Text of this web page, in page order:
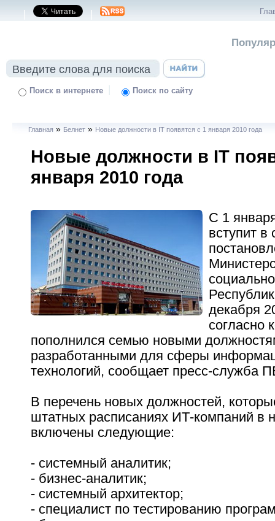
| |
Поиск в интернете | Поиск по сайту
Главная » Белнет » Новые должности в IT появятся с 1 января 2010 года
Новые должности в IT
января 2010 года
С 1
вступит в
декабря
согласно
пополнился семью новыми
разработанными для сферы
технологий, сообщает пресс-служба
В перечень новых должностей,
штатных расписаниях ИТ-компаний в
включены следующие:
- системный аналитик;
- бизнес-аналитик;
- системный архитектор;
- специалист по тестированию